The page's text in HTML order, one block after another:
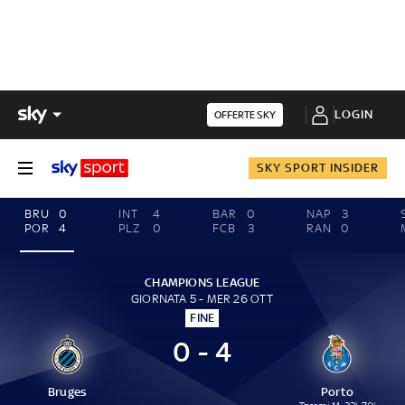
OFFERTE SKY LOGIN
SKY SPORT INSIDER
BRU
0
POR
4
INT
4
PLZ
0
BAR
0
FCB
3
NAP
3
RAN
0
CHAMPIONS LEAGUE
GIORNATA 5 - MER 26 OTT
FINE
Bruges
0 - 4
Porto